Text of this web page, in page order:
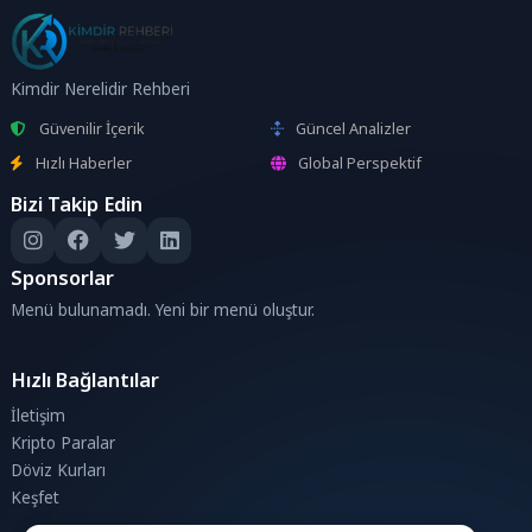
Kimdir Nerelidir Rehberi
Güvenilir İçerik
Güncel Analizler
Hızlı Haberler
Global Perspektif
Bizi Takip Edin
Sponsorlar
Menü bulunamadı. Yeni bir menü oluştur.
Hızlı Bağlantılar
İletişim
Kripto Paralar
Döviz Kurları
Keşfet